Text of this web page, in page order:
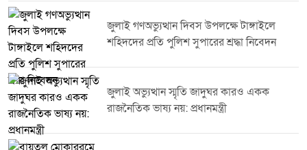
জুলাই গণঅভ্যুত্থানের শহীদদের প্রতি গভীর শ্রদ্ধা জানিয়ে বলেন, তাঁদের আত্মত্যাগ
জাতির ইতিহাসে চিরস্মরণীয় হয়ে থাকবে। তিনি জুলাইয়ের চেতনা ধারণ করে একটি
বৈষম্যহীন, গণতান্ত্রিক ও সমৃদ্ধ বাংলাদেশ গড়ে তুলতে সবাইকে ঐক্যবদ্ধভাবে কাজ
করার আহ্বান জানান।অনুষ্ঠানে জুলাই শহীদ পরিবারের সদস্য ও জুলাই যোদ্ধাদের
সম্মাননা প্রদান করা হয়। এ সময় বিভিন্ন পর্যায়ের সরকারি কর্মকর্তা, রাজনৈতিক
নেতৃবৃন্দ, মুক্তিযোদ্ধা, সামাজিক ও সাংস্কৃতিক ব্যক্তিত্বসহ সুধীজন উপস্থিত ছিলেন।
আলোচনা সভায় বক্তারা বলেন, জুলাই গণঅভ্যুত্থানের চেতনা নতুন প্রজন্মের মাঝে
ছড়িয়ে দিতে এবং শহীদদের আত্মত্যাগের ইতিহাস সংরক্ষণে সবাইকে সম্মিলিতভাবে
কাজ করতে হবে।
জুলাই গণঅভ্যুত্থান দিবস উপলক্ষে টাঙ্গাইলে
শহিদদের প্রতি পুলিশ সুপারের শ্রদ্ধা নিবেদন
জুলাই অভ্যুত্থান স্মৃতি জাদুঘর কারও একক
রাজনৈতিক ভাষ্য নয়: প্রধানমন্ত্রী